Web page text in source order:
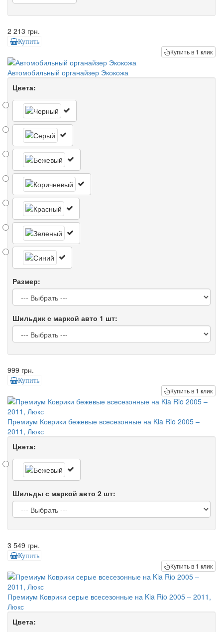
2 213 грн.
Купить
Купить в 1 клик
Автомобильный органайзер Экокожа
Цвета:
Размер:
Шильдик с маркой авто 1 шт:
999 грн.
Купить
Купить в 1 клик
Премиум Коврики бежевые всесезонные на Kia Rio 2005 –
2011, Люкс
Цвета:
Шильды с маркой авто 2 шт:
3 549 грн.
Купить
Купить в 1 клик
Премиум Коврики серые всесезонные на Kia Rio 2005 – 2011,
Люкс
Цвета: